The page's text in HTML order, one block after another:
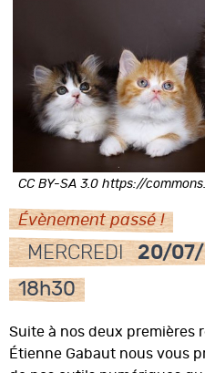
CC BY-SA 3.0 https://
Évènement passé !
MERCREDI
20/
18h30
Suite à nos deux premières
Étienne Gabaut nous vous